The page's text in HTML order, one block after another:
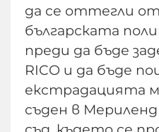
да се оттегли
българската
преди да бъде
RICO и да бъде
екстрадацията
съден в